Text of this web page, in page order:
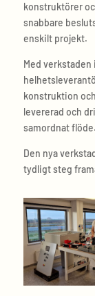
konstruktörer
snabbare
enskilt projekt.
Med
konstruktion
levererad och
samordnat flöde.
Den nya
tydligt steg